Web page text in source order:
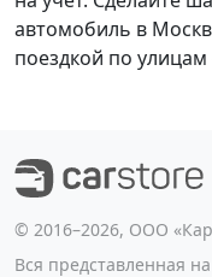
автомобиль в
поездкой по
©️ 2016–2026, ООО
Вся представленная